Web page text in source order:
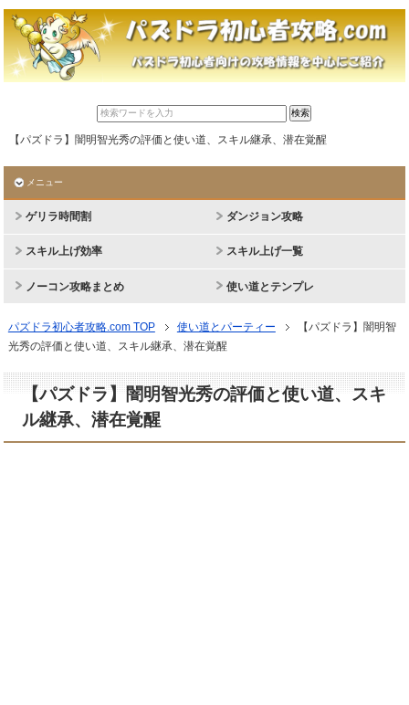
【パズドラ】闇明智光秀の評価と使い道、スキル継承、潜在覚醒
メニュー
ゲリラ時間割 ダンジョン攻略
スキル上げ効率 スキル上げ一覧
ノーコン攻略まとめ 使い道とテンプレ
パズドラ初心者攻略.com TOP 使い道とパーティー
【パズドラ】闇明智
光秀の評価と使い道、スキル継承、潜在覚醒
【パズドラ】闇明智光秀の評価と使い道、スキ
ル継承、潜在覚醒